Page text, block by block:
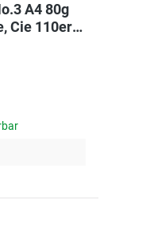
A4 80g
Cie 110er